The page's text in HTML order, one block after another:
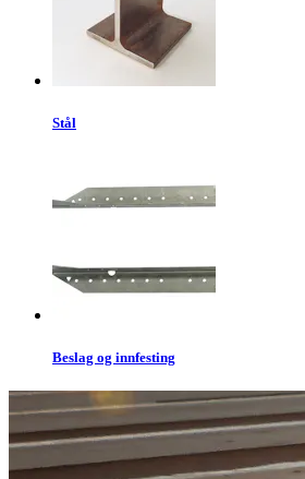
Stål
Beslag og innfesting